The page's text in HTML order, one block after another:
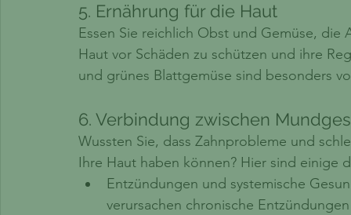
5. Ernährung für die Haut
Essen Sie reichlich Obst und Gemüse,
Haut vor Schäden zu schützen und ihre
und grünes Blattgemüse sind besonders
6. Verbindung zwischen
Wussten Sie, dass Zahnprobleme und
Ihre Haut haben können? Hier sind einige
Entzündungen und systemische
verursachen chronische